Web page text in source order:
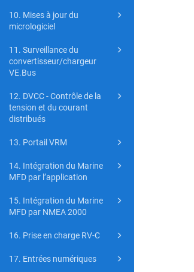
10. Mises à jour du
micrologiciel
11. Surveillance du
convertisseur/chargeur
VE.Bus
12. DVCC - Contrôle de la
tension et du courant
distribués
13. Portail VRM
14. Intégration du Marine
MFD par l’application
15. Intégration du Marine
MFD par NMEA 2000
16. Prise en charge RV-C
17. Entrées numériques